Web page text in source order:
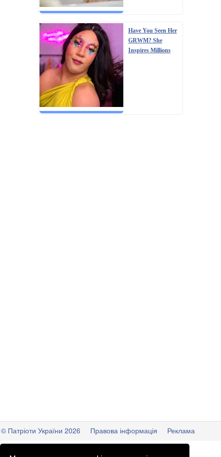
Have You Seen Her
GRWM? She
Inspires Millions
© Патріоти України 2026 Правова інформація
Реклама